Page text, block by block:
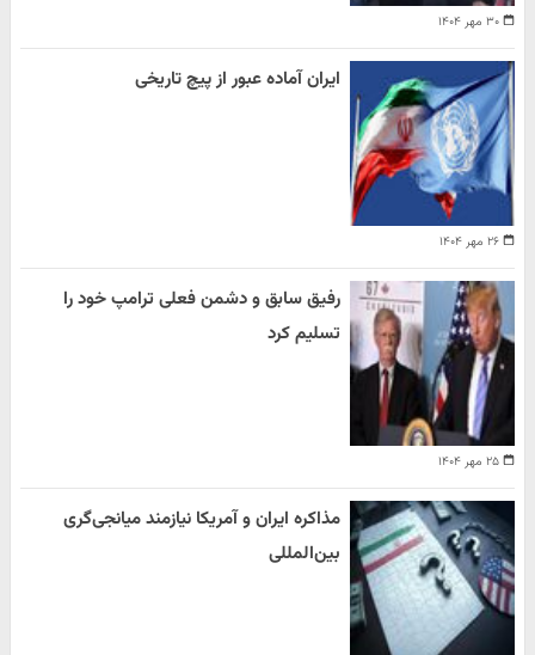
۳۰ مهر ۱۴۰۴
۲۶ مهر ۱۴۰۴
ایران آماده عبور از پیچ تاریخی
۲۵ مهر ۱۴۰۴
رفیق سابق و دشمن فعلی ترامپ خود را
تسلیم کرد
مذاکره ایران و آمریکا نیازمند میانجی‌گری
بین‌المللی